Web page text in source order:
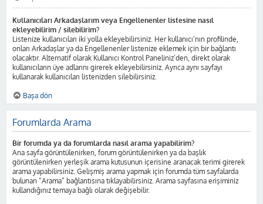
Kullanıcıları Arkadaşlarım veya Engellenenler listesine nasıl
ekleyebilirim / silebilirim?
Listenize kullanıcıları iki yolla ekleyebilirsiniz. Her kullanıcı’nın profilinde,
onları Arkadaşlar ya da Engellenenler listenize eklemek için bir bağlantı
olacaktır. Alternatif olarak Kullanıcı Kontrol Paneliniz’den, direkt olarak
kullanıcıların üye adlarını girerek ekleyebilirsiniz. Ayrıca aynı sayfayı
kullanarak kullanıcıları listenizden silebilirsiniz.
Başa dön
Forumlarda Arama
Bir forumda ya da forumlarda nasıl arama yapabilirim?
Ana sayfa görüntülenirken, forum görüntülenirken ya da başlık
görüntülenirken yerleşik arama kutusunun içerisine aranacak terimi girerek
arama yapabilirsiniz. Gelişmiş arama yapmak için forumda tüm sayfalarda
bulunan “Arama” bağlantısına tıklayabilirsiniz. Arama sayfasına erişiminiz
kullandığınız temaya bağlı olarak değişebilir.